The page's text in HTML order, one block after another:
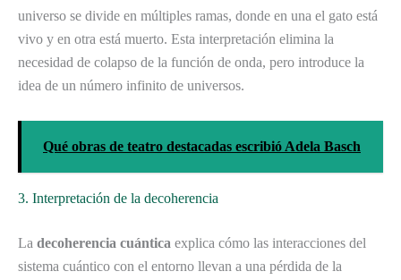
universo se divide en múltiples ramas, donde en una el gato está
vivo y en otra está muerto. Esta interpretación elimina la
necesidad de colapso de la función de onda, pero introduce la
idea de un número infinito de universos.
Qué obras de teatro destacadas escribió Adela Basch
3. Interpretación de la decoherencia
La decoherencia cuántica explica cómo las interacciones del
sistema cuántico con el entorno llevan a una pérdida de la